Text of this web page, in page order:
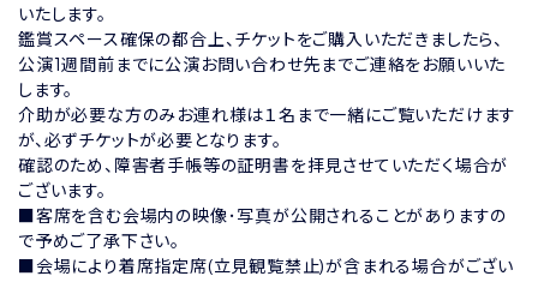
いたします。
鑑賞スペース確保の都合上、チケットをご購入いただきましたら、
公演1週間前までに公演お問い合わせ先までご連絡をお願いいた
します。
介助が必要な方のみお連れ様は１名まで一緒にご覧いただけます
が、必ずチケットが必要となります。
確認のため、障害者手帳等の証明書を拝見させていただく場合が
ございます。
■客席を含む会場内の映像･写真が公開されることがありますの
で予めご了承下さい。
■会場により着席指定席(立見観覧禁止)が含まれる場合がござい